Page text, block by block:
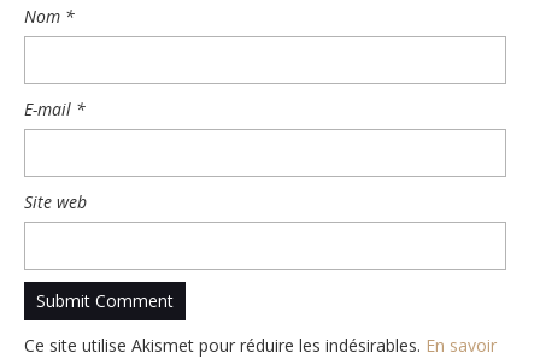
Nom *
E-mail *
Site web
Ce site utilise Akismet pour réduire les indésirables. En savoir